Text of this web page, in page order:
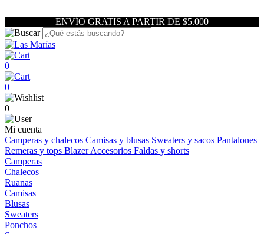
ENVÍO GRATIS A PARTIR DE $5.000
0
0
0
Mi cuenta
Camperas y chalecos Camisas y blusas Sweaters y sacos Pantalones
Remeras y tops BlazerAccesorios Faldas y shorts
Camperas
Chalecos
Ruanas
Camisas
Blusas
Sweaters
Ponchos